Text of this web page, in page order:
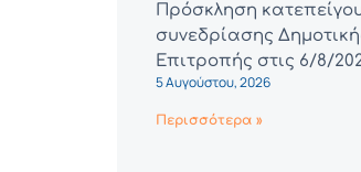
Πρόσκληση
συνεδρίασης
Επιτροπής στις 6/8/
5 Αυγούστου, 2026
Περισσότερα »